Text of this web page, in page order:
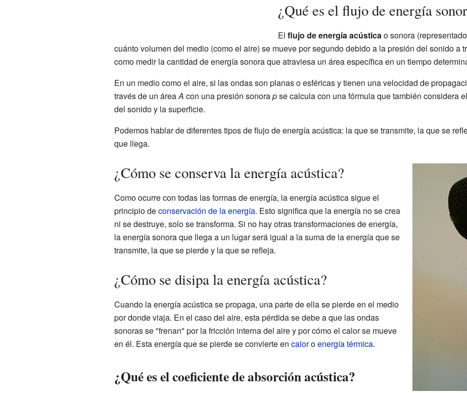
¿Qué es el flujo de energía
El flujo de energía acústicao sonora
cuánto volumen del medio (como el aire) se mueve por segundo debido a la presión del sonido a
como medir la cantidad de energía sonora que atraviesa un área específica en un tiempo
En un medio como el aire, si las ondas son planas o esféricas y tienen una velocidad de
través de un áreaA con una presión sonorapse calcula con una fórmula que también considera
del sonido y la superficie.
Podemos hablar de diferentes tipos de flujo de energía acústica: la que se transmite, la que se
que llega.
¿Cómo se conserva la energía acústica?
Como ocurre con todas las formas de energía, la energía acústica sigue el
principio deconservación de la energía. Esto significa que la energía no se crea
ni se destruye, solo se transforma. Si no hay otras transformaciones de energía,
la energía sonora que llega a un lugar será igual a la suma de la energía que se
transmite, la que se pierde y la que se refleja.
¿Cómo se disipa la energía acústica?
Cuando la energía acústica se propaga, una parte de ella se pierde en el medio
por donde viaja. En el caso del aire, esta pérdida se debe a que las ondas
sonoras se "frenan" por la fricción interna del aire y por cómo el calor se mueve
en él. Esta energía que se pierde se convierte en caloroenergía térmica.
¿Qué es el coeficiente de absorción acústica?